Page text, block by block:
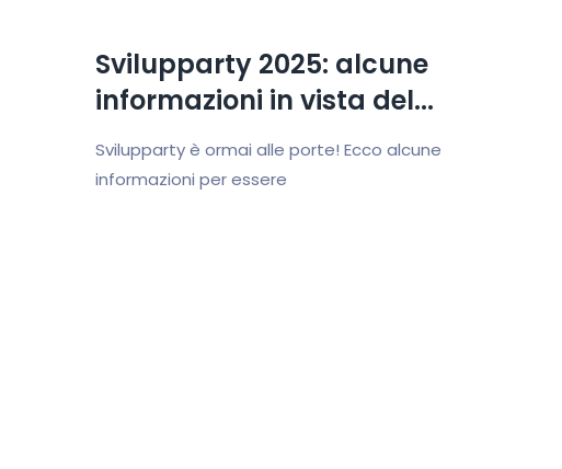
Svilupparty 2025: alcune
informazioni in vista del...
Svilupparty è ormai alle porte! Ecco alcune
informazioni per essere